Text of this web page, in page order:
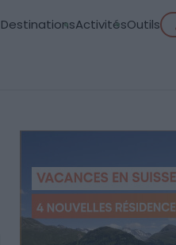
DestinationsActivitésOutils